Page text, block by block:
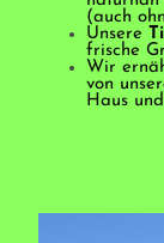
(auch
Unsere
frische
Wir
von
Haus